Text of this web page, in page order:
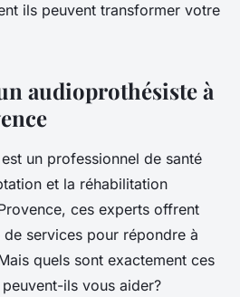
ils peuvent transformer votre
audioprothésiste à
est un professionnel de santé
et la réhabilitation
ces experts offrent
services pour répondre à
quels sont exactement ces
ils vous aider?